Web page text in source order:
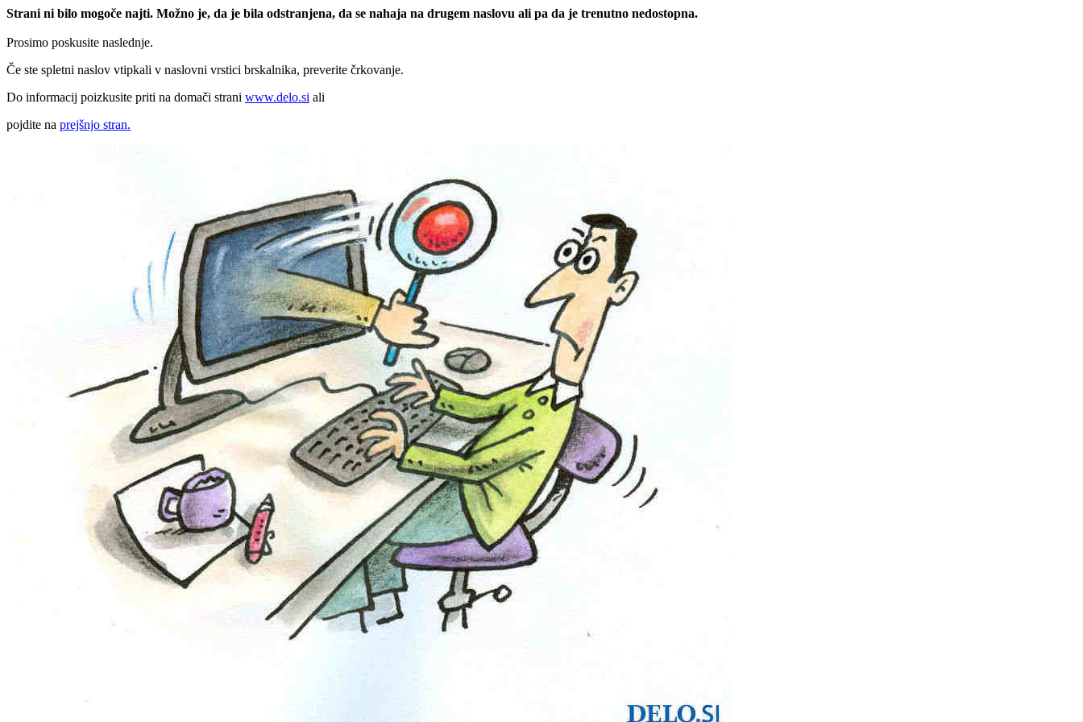
Strani ni bilo mogoče najti. Možno je, da je bila odstranjena, da se nahaja na drugem naslovu ali pa da je trenutno nedostopna.
Prosimo poskusite naslednje.
Če ste spletni naslov vtipkali v naslovni vrstici brskalnika, preverite črkovanje.
Do informacij poizkusite priti na domači strani www.delo.si ali
pojdite na prejšnjo stran.